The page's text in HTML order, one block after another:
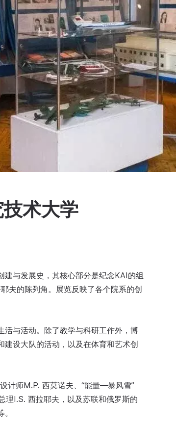
术大学
与发展史，其核心部分是纪念KAI的组
夫的陈列角。展览反映了各个院系的创
活与活动。除了教学与科研工作外，博
设大队的活动，以及在体育和艺术创
计师M.P. 西莫诺夫、“能量—暴风雪”
理I.S. 西拉耶夫，以及苏联和俄罗斯的